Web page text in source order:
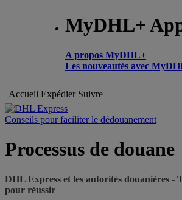
MyDHL+
A propos MyDHL+
Les nouveautés avec
Accueil Expédier Suivre
Conseils pour faciliter le dédouanement
Processus de douane
DHL Express et les autorités douanières -
pour réussir